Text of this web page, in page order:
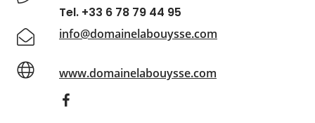
Tel. +33 6 78 79 44 95
info@domainelabouysse.com
www.domainelabouysse.com